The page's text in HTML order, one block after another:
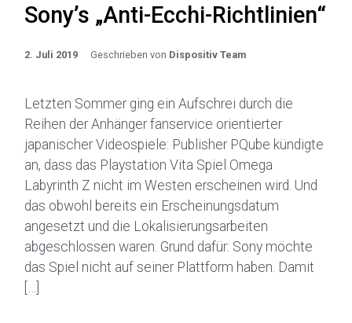
Sony’s „Anti-Ecchi-Richtlinien“
2. Juli 2019 Geschrieben von Dispositiv Team
Letzten Sommer ging ein Aufschrei durch die
Reihen der Anhänger fanservice orientierter
japanischer Videospiele: Publisher PQube kündigte
an, dass das Playstation Vita Spiel Omega
Labyrinth Z nicht im Westen erscheinen wird. Und
das obwohl bereits ein Erscheinungsdatum
angesetzt und die Lokalisierungsarbeiten
abgeschlossen waren. Grund dafür: Sony möchte
das Spiel nicht auf seiner Plattform haben. Damit